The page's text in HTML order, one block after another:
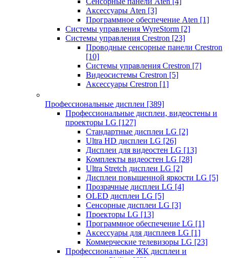
Аксессуары Aten [3]
Программное обеспечение Aten [1]
Системы управления WyreStorm [2]
Системы управления Crestron [23]
Проводные сенсорные панели Crestron
[10]
Системы управления Crestron [7]
Видеосистемы Crestron [5]
Аксессуары Crestron [1]
Профессиональные дисплеи [389]
Профессиональные дисплеи, видеостены и
проекторы LG [127]
Стандартные дисплеи LG [2]
Ultra HD дисплеи LG [26]
Дисплеи для видеостен LG [13]
Комплекты видеостен LG [28]
Ultra Stretch дисплеи LG [2]
Дисплеи повышенной яркости LG [5]
Прозрачные дисплеи LG [4]
OLED дисплеи LG [5]
Сенсорные дисплеи LG [3]
Проекторы LG [13]
Программное обеспечение LG [1]
Аксессуары для дисплеев LG [1]
Коммерческие телевизоры LG [23]
Профессиональные ЖК дисплеи и